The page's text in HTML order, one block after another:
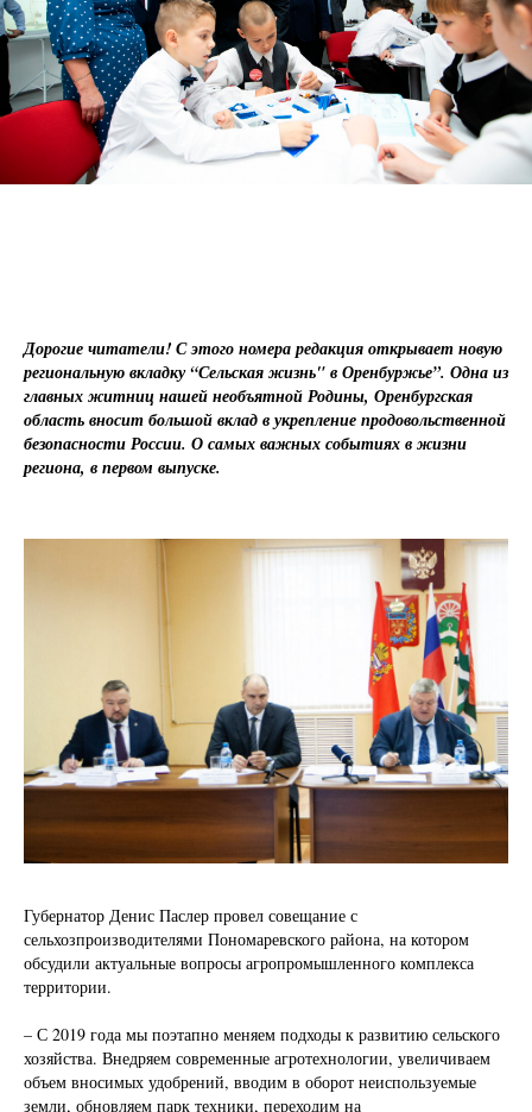
Дорогие читатели! С этого номера редакция открывает новую
региональную вкладку “Сельская жизнь" в Оренбуржье”. Одна из
главных житниц нашей необъятной Родины, Оренбургская
область вносит большой вклад в укрепление продовольственной
безопасности России. О самых важных событиях в жизни
региона, в первом выпуске.
Губернатор Денис Паслер провел совещание с
сельхозпроизводителями Пономаревского района, на котором
обсудили актуальные вопросы агропромышленного комплекса
территории.
– С 2019 года мы поэтапно меняем подходы к развитию сельского
хозяйства. Внедряем современные агротехнологии, увеличиваем
объем вносимых удобрений, вводим в оборот неиспользуемые
земли, обновляем парк техники, переходим на